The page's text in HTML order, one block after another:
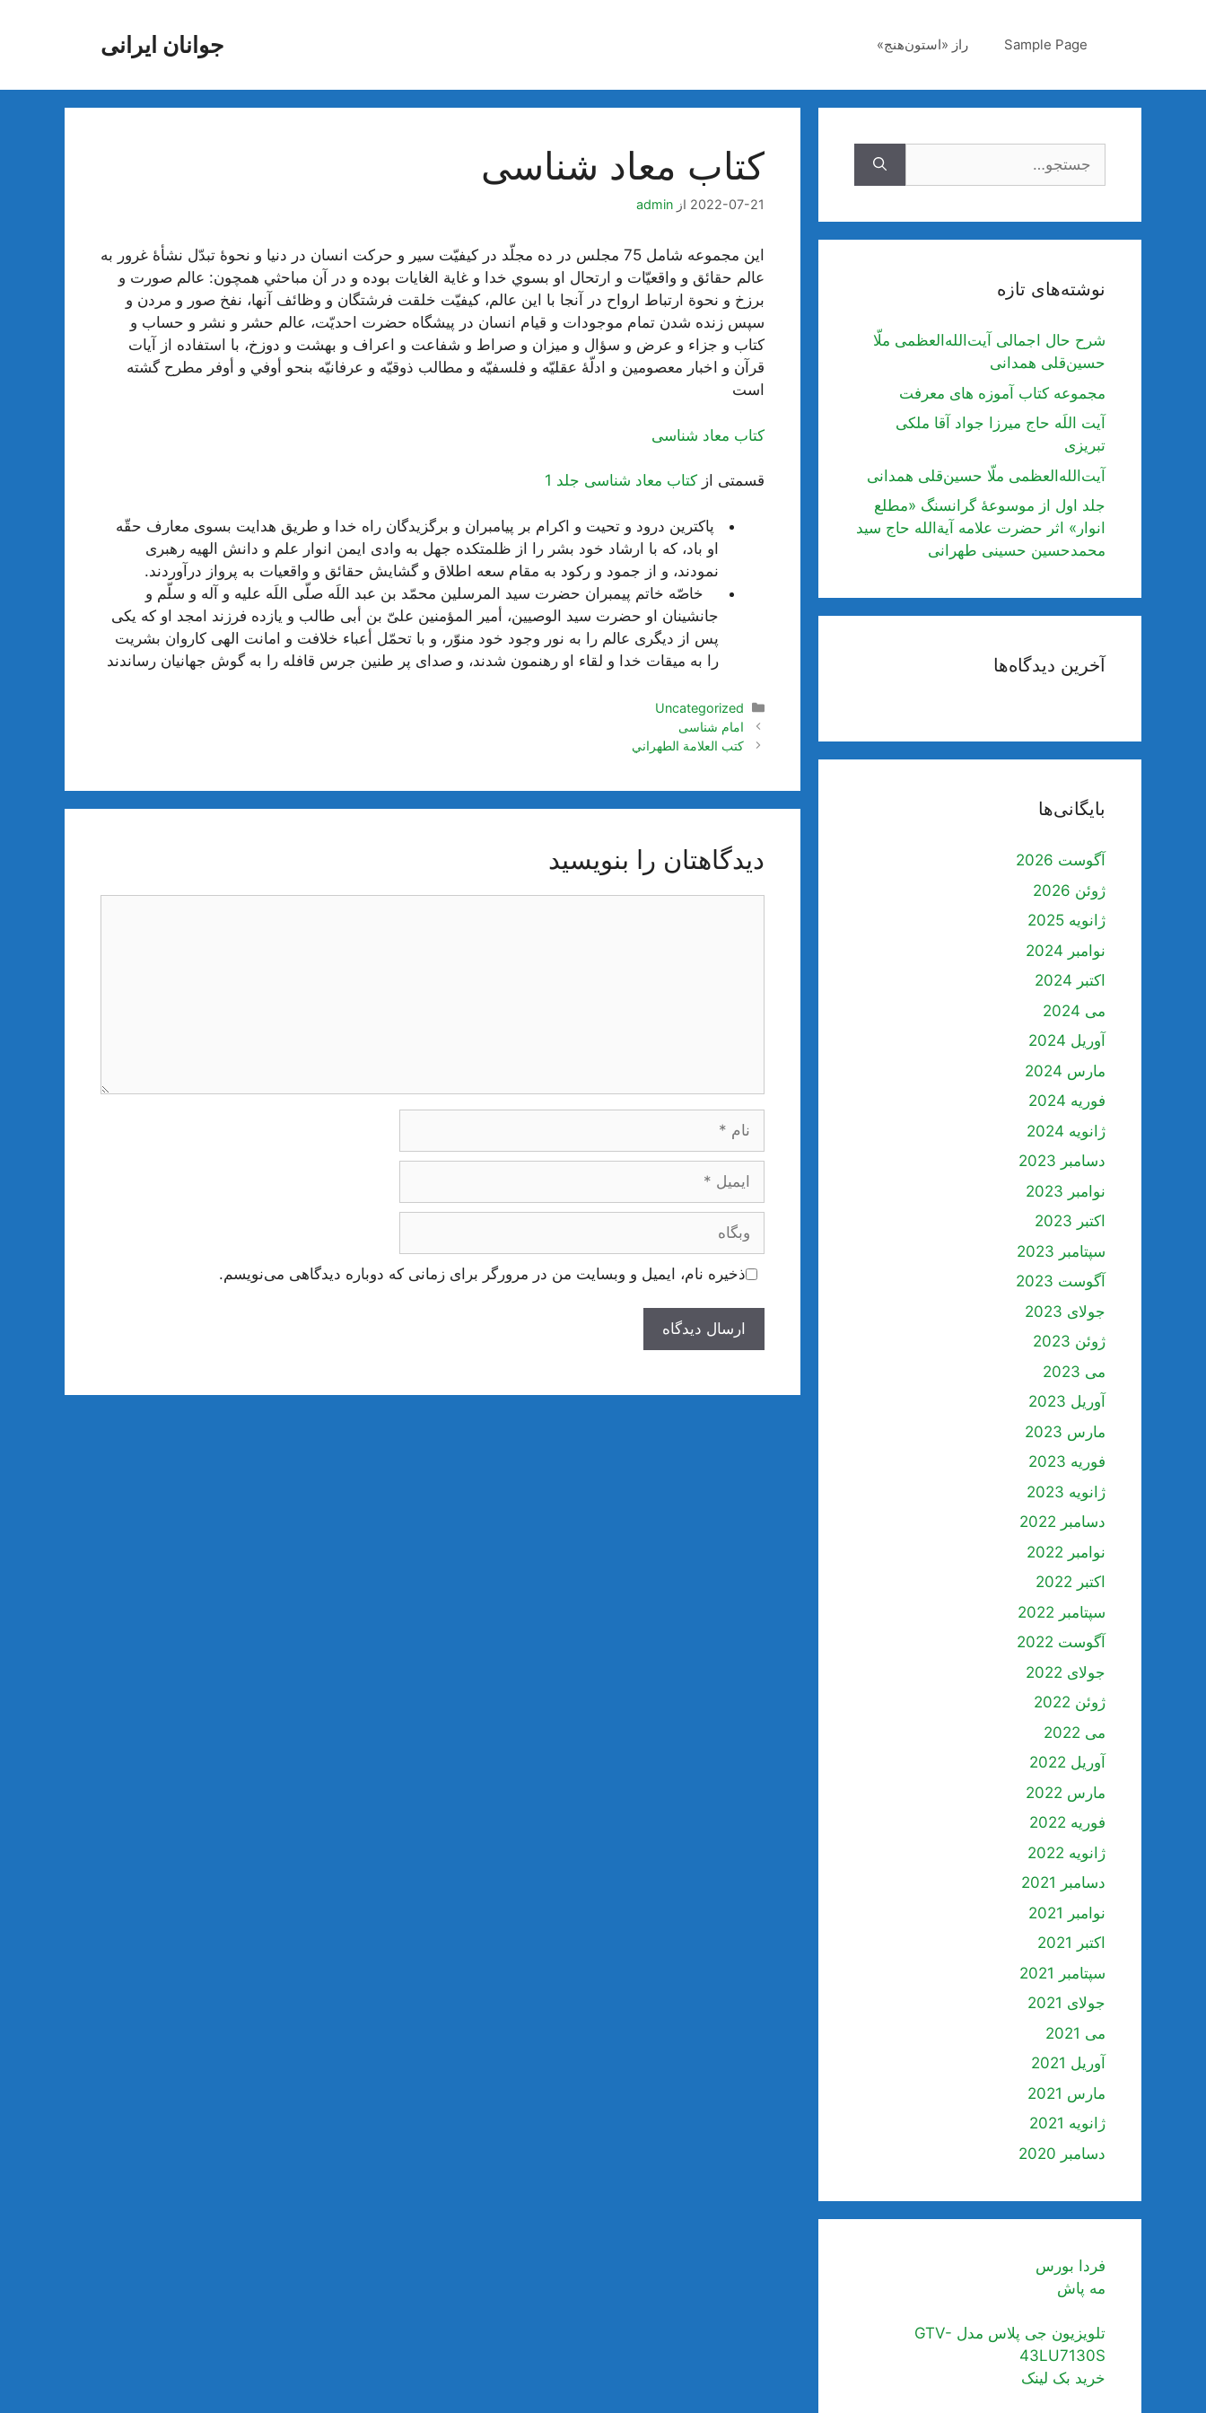
جوانان ایرانی Sample Page راز «استون‌هنج»
کتاب معاد شناسی
2022-07-21 از admin
اين مجموعه شامل 75 مجلس در ده مجلّد در كيفيّت سير و حركت انسان در دنيا و نحوۀ تبدّل نشأۀ غرور به
عالم حقائق و واقعيّات و ارتحال او بسوي خدا و غاية الغايات بوده و در آن مباحثي همچون: عالم صورت و
برزخ و نحوة ارتباط ارواح در آنجا با اين عالم، كيفيّت خلقت فرشتگان و وظائف آنها، نفخ صور و مردن و
سپس زنده شدن تمام موجودات و قيام انسان در پيشگاه حضرت احديّت، عالم حشر و نشر و حساب و
كتاب و جزاء و عرض و سؤال و ميزان و صراط و شفاعت و اعراف و بهشت و دوزخ، با استفاده از آيات
قرآن و اخبار معصومين و ادلّۀ عقليّه و فلسفيّه و مطالب ذوقيّه و عرفانيّه بنحو أوفي و أوفر مطرح گشته
است
کتاب معاد شناسی
قسمتی از کتاب معاد شناسی جلد 1
پاكترین درود و تحیت و اكرام بر پیامبران و برگزیدگان راه خدا و طریق هدایت بسوى معارف حقّه
او باد، كه با ارشاد خود بشر را از ظلمتكده جهل به وادى ایمن انوار علم و دانش الهیه رهبرى
نمودند، و از جمود و ركود به مقام سعه اطلاق و گشایش حقائق و واقعیات به پرواز درآوردند.
خاصّه خاتم پیمبران حضرت سید المرسلین‌ محمّد بن عبد اللَه‌ صلّى اللَه علیه و آله و سلّم و
جانشینان او حضرت سید الوصیین، أمیر المؤمنین‌ علىّ بن أبى طالب‌ و یازده فرزند امجد او كه یكى
پس از دیگرى عالم را به نور وجود خود منوّر، و با تحمّل أعباء خلافت و امانت الهى كاروان بشریت
را به میقات خدا و لقاء او رهنمون شدند، و صداى پر طنین جرس قافله را به گوش جهانیان رساندند
دسته‌ها
Uncategorized
ناوبری
نوشته‌ها
امام شناسی
كتب العلامة الطهراني
دیدگاهتان را بنویسید
وبگاه
ذخیره نام، ایمیل و وبسایت من در مرورگر برای زمانی که دوباره دیدگاهی می‌نویسم.
نوشته‌های تازه
شرح حال اجمالی آیت‌الله‌العظمی ملّا
حسین‌قلی همدانی
مجموعه کتاب آموزه های معرفت
آیت اللَه حاج میرزا جواد آقا ملکی
تبریزی
آیت‌الله‌العظمی ملّا حسین‌قلی همدانی
جلد اول از موسوعۀ گرانسنگ «مطلع
انوار» اثر حضرت علامه آیة‌الله حاج سید
محمدحسین حسینی طهرانی
آخرین دیدگاه‌ها
بایگانی‌ها
آگوست 2026
ژوئن 2026
ژانویه 2025
نوامبر 2024
اکتبر 2024
می 2024
آوریل 2024
مارس 2024
فوریه 2024
ژانویه 2024
دسامبر 2023
نوامبر 2023
اکتبر 2023
سپتامبر 2023
آگوست 2023
جولای 2023
ژوئن 2023
می 2023
آوریل 2023
مارس 2023
فوریه 2023
ژانویه 2023
دسامبر 2022
نوامبر 2022
اکتبر 2022
سپتامبر 2022
آگوست 2022
جولای 2022
ژوئن 2022
می 2022
آوریل 2022
مارس 2022
فوریه 2022
ژانویه 2022
دسامبر 2021
نوامبر 2021
اکتبر 2021
سپتامبر 2021
جولای 2021
می 2021
آوریل 2021
مارس 2021
ژانویه 2021
دسامبر 2020
فردا بورس
مه پاش
تلویزیون جی پلاس مدل GTV-
43LU7130S
خرید بک لینک